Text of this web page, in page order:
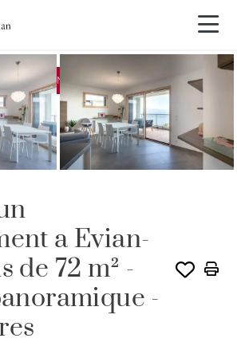
PAR BARNES
a Evian-
de 72 m² -
-